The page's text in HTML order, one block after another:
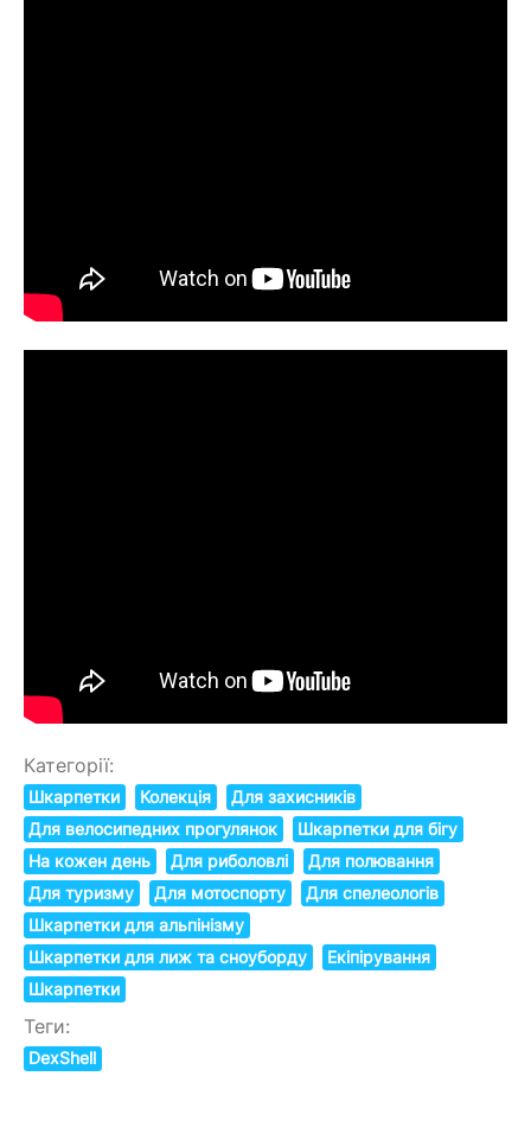
Категорії:
Шкарпетки Колекція
Для захисників
Для велосипедних прогулянок
Шкарпетки для бігу
На кожен день
Для риболовлі
Для полювання
Для туризму
Для мотоспорту
Для спелеологів
Шкарпетки для альпінізму
Шкарпетки для лиж та сноуборду
Екіпірування
Шкарпетки
Теги:
DexShell